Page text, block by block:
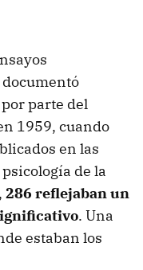
parte del
1959, cuando
en las
de la
286 reflejaban un
. Una
estaban los